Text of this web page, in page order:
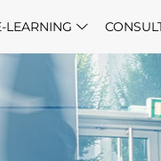
LEARNING